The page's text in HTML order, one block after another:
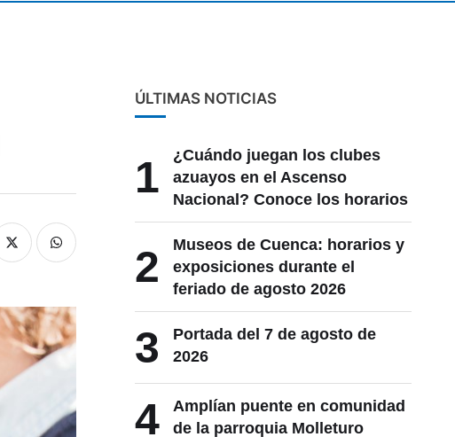
ÚLTIMAS NOTICIAS
1
¿Cuándo juegan los clubes
azuayos en el Ascenso
Nacional? Conoce los horarios
2
Museos de Cuenca: horarios y
exposiciones durante el
feriado de agosto 2026
3
Portada del 7 de agosto de
2026
4
Amplían puente en comunidad
de la parroquia Molleturo